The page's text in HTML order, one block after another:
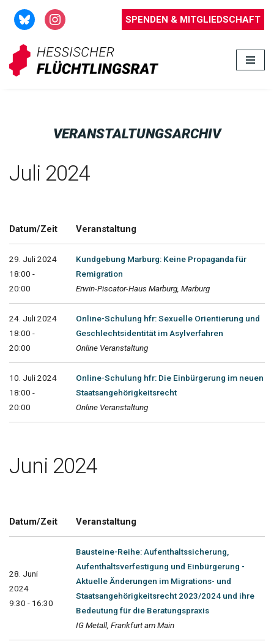
Zum
Inhalt
springen
SPENDEN & MITGLIEDSCHAFT
VERANSTALTUNGSARCHIV
Juli 2024
Datum/Zeit Veranstaltung
29. Juli 2024
18:00 -
20:00
Kundgebung Marburg: Keine Propaganda für
Remigration
Erwin-Piscator-Haus Marburg, Marburg
24. Juli 2024
18:00 -
20:00
Online-Schulung hfr: Sexuelle Orientierung und
Geschlechtsidentität im Asylverfahren
Online Veranstaltung
10. Juli 2024
18:00 -
20:00
Online-Schulung hfr: Die Einbürgerung im neuen
Staatsangehörigkeitsrecht
Online Veranstaltung
Juni 2024
Datum/Zeit Veranstaltung
28. Juni
2024
9:30 - 16:30
Bausteine-Reihe: Aufenthaltssicherung,
Aufenthaltsverfestigung und Einbürgerung -
Aktuelle Änderungen im Migrations- und
Staatsangehörigkeitsrecht 2023/2024 und ihre
Bedeutung für die Beratungspraxis
IG Metall, Frankfurt am Main